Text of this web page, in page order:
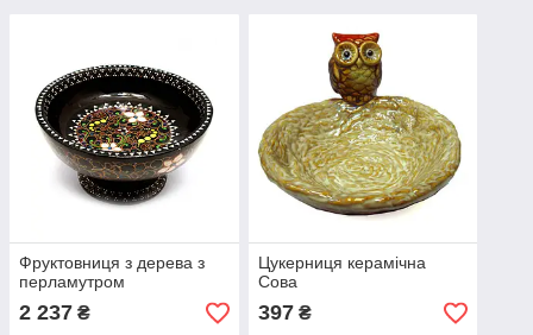
Фруктовниця з дерева з
перламутром
2 237 ₴
Цукерниця керамічна
Сова
397₴